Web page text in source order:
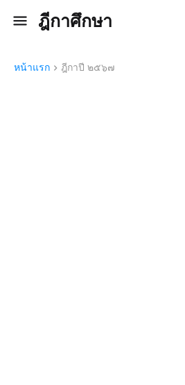
ฎีกาศึกษา
หน้าแรก ฎีกาปี ๒๕๖๗